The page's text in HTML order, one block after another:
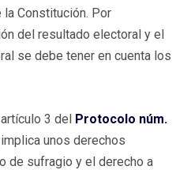
Constitución. Por
del resultado electoral y el
se debe tener en cuenta los
3 del Protocolo núm.
implica unos derechos
de sufragio y el derecho a